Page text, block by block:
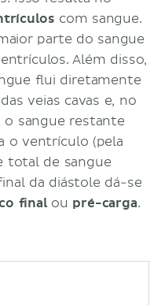
com sangue.
parte do sangue
Além disso,
flui diretamente
veias cavas e, no
sangue restante
o ventrículo (pela
total de sangue
da diástole dá-se
finalou pré-carga.